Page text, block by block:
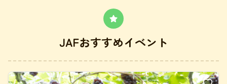
JAFおすすめイベント